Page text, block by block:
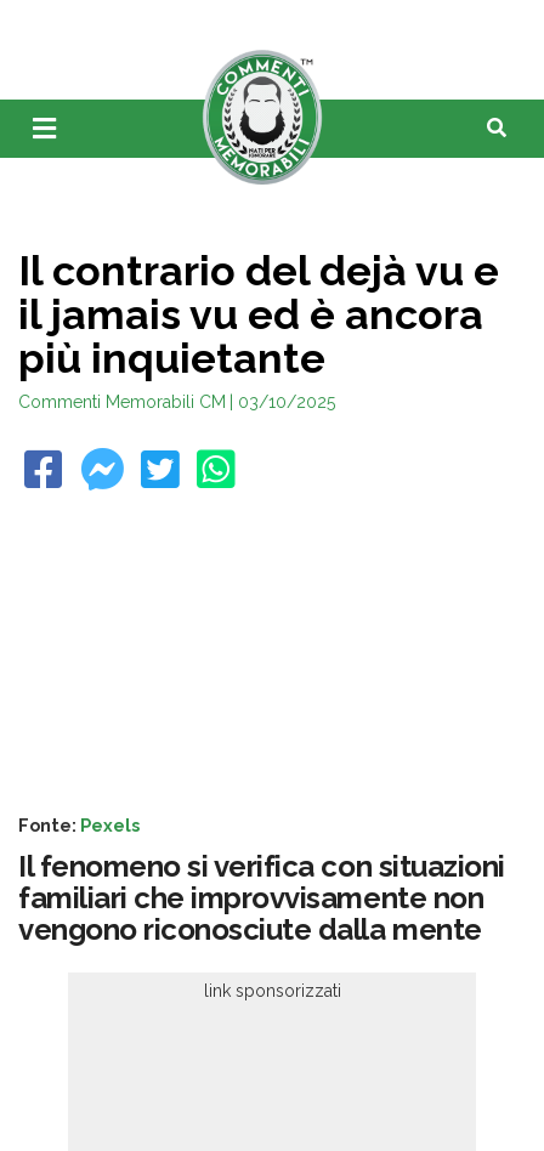
Il contrario del dejà vu e
il jamais vu ed è ancora
più inquietante
Commenti Memorabili CM | 03/10/2025
Fonte: Pexels
Il fenomeno si verifica con situazioni
familiari che improvvisamente non
vengono riconosciute dalla mente